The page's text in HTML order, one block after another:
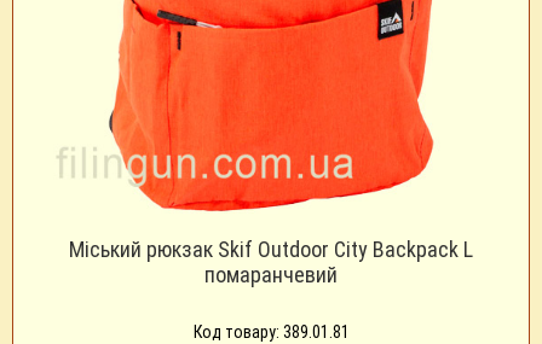
Міський рюкзак Skif Outdoor City Backpack L
помаранчевий
Код товару: 389.01.81